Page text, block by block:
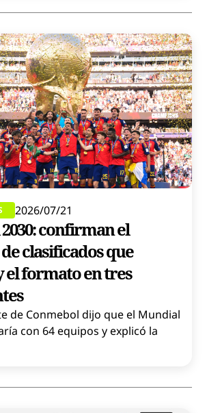
2026/07/21
confirman el
clasificados que
el formato en tres
de Conmebol dijo que el Mundial
con 64 equipos y explicó la